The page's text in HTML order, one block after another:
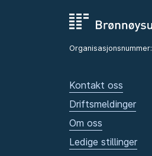
Organisasjonsnummer:
Kontakt oss
Driftsmeldinger
Om oss
Ledige stillinger